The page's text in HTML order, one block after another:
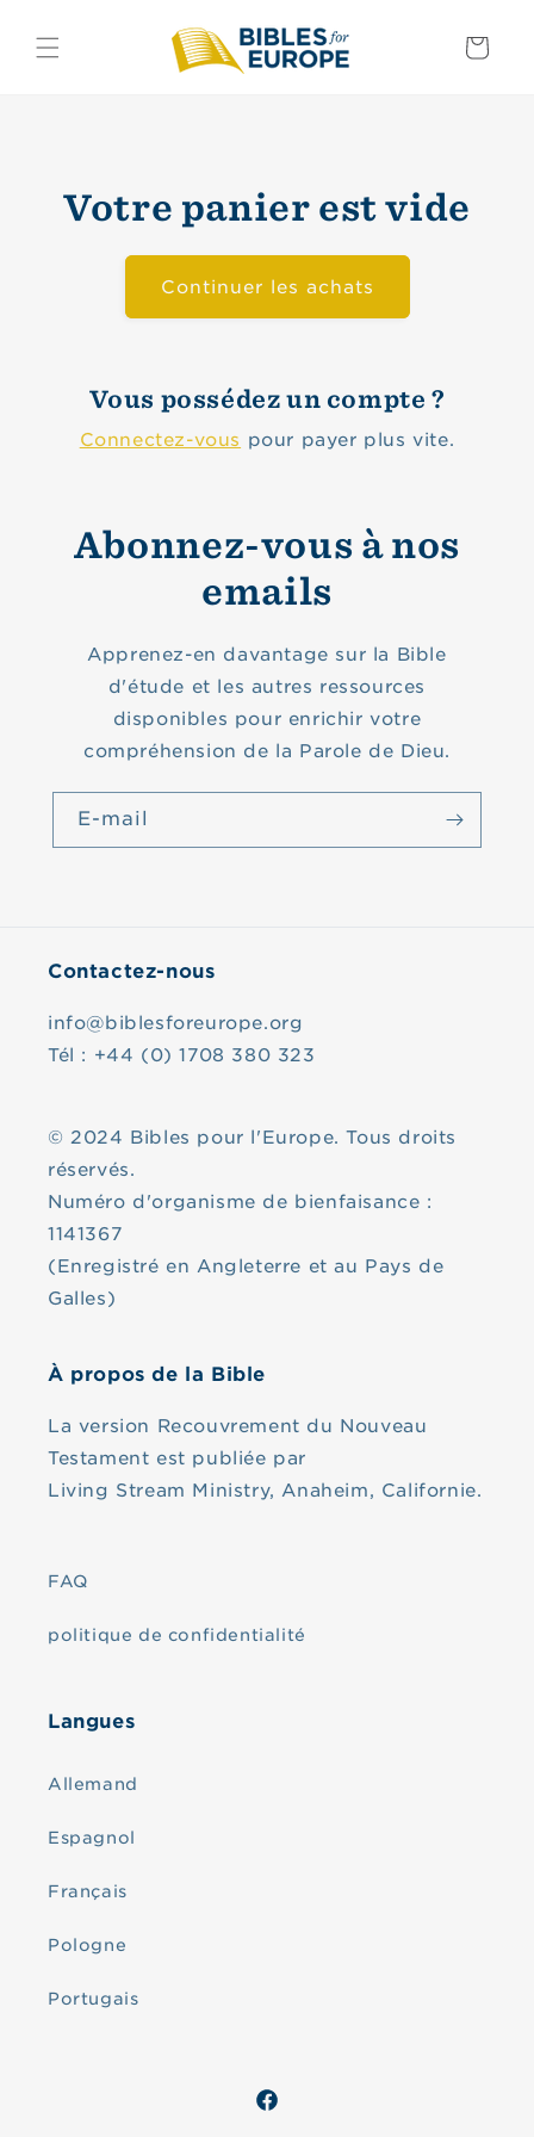
au
Panier
Votre panier est vide
Continuer les achats
Vous possédez un compte ?
Connectez-vous pour payer plus vite.
Abonnez-vous à nos
emails
Apprenez-en davantage sur la Bible
d'étude et les autres ressources
disponibles pour enrichir votre
compréhension de la Parole de Dieu.
E-mail
Contactez-nous
info@biblesforeurope.org
Tél : +44 (0) 1708 380 323
© 2024 Bibles pour l'Europe. Tous droits
réservés.
Numéro d'organisme de bienfaisance :
1141367
(Enregistré en Angleterre et au Pays de
Galles)
À propos de la Bible
La version Recouvrement du Nouveau
Testament est publiée par
Living Stream Ministry, Anaheim, Californie.
FAQ
politique de confidentialité
Langues
Allemand
Espagnol
Français
Pologne
Portugais
Facebook